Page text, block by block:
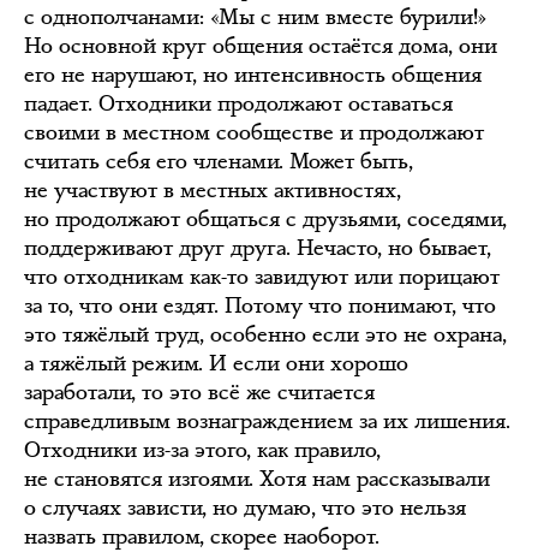
с однополчанами: «Мы с ним вместе бурили!»
Но основной круг общения остаётся дома, они
его не нарушают, но интенсивность общения
падает. Отходники продолжают оставаться
своими в местном сообществе и продолжают
считать себя его членами. Может быть,
не участвуют в местных активностях,
но продолжают общаться с друзьями, соседями,
поддерживают друг друга. Нечасто, но бывает,
что отходникам как-то завидуют или порицают
за то, что они ездят. Потому что понимают, что
это тяжёлый труд, особенно если это не охрана,
а тяжёлый режим. И если они хорошо
заработали, то это всё же считается
справедливым вознаграждением за их лишения.
Отходники из-за этого, как правило,
не становятся изгоями. Хотя нам рассказывали
о случаях зависти, но думаю, что это нельзя
назвать правилом, скорее наоборот.